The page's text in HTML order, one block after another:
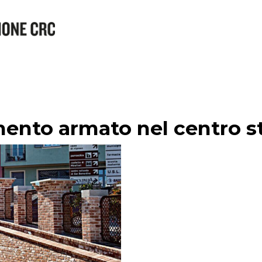
armato nel centro
di
è,
atto